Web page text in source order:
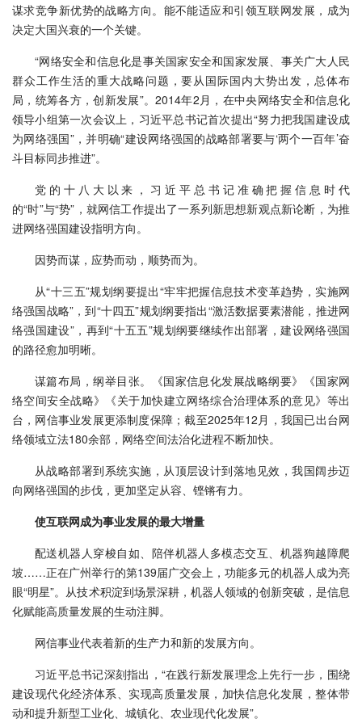
谋求竞争新优势的战略方向。能不能适应和引领互联网发展，成为
决定大国兴衰的一个关键。
“网络安全和信息化是事关国家安全和国家发展、事关广大人民
群众工作生活的重大战略问题，要从国际国内大势出发，总体布
局，统筹各方，创新发展”。2014年2月，在中央网络安全和信息化
领导小组第一次会议上，习近平总书记首次提出“努力把我国建设成
为网络强国”，并明确“建设网络强国的战略部署要与‘两个一百年’奋
斗目标同步推进”。
党的十八大以来，习近平总书记准确把握信息时代
的“时”与“势”，就网信工作提出了一系列新思想新观点新论断，为推
进网络强国建设指明方向。
因势而谋，应势而动，顺势而为。
从“十三五”规划纲要提出“牢牢把握信息技术变革趋势，实施网
络强国战略”，到“十四五”规划纲要指出“激活数据要素潜能，推进网
络强国建设”，再到“十五五”规划纲要继续作出部署，建设网络强国
的路径愈加明晰。
谋篇布局，纲举目张。《国家信息化发展战略纲要》《国家网
络空间安全战略》《关于加快建立网络综合治理体系的意见》等出
台，网信事业发展更添制度保障；截至2025年12月，我国已出台网
络领域立法180余部，网络空间法治化进程不断加快。
从战略部署到系统实施，从顶层设计到落地见效，我国阔步迈
向网络强国的步伐，更加坚定从容、铿锵有力。
使互联网成为事业发展的最大增量
配送机器人穿梭自如、陪伴机器人多模态交互、机器狗越障爬
坡……正在广州举行的第139届广交会上，功能多元的机器人成为亮
眼“明星”。从技术积淀到场景深耕，机器人领域的创新突破，是信息
化赋能高质量发展的生动注脚。
网信事业代表着新的生产力和新的发展方向。
习近平总书记深刻指出，“在践行新发展理念上先行一步，围绕
建设现代化经济体系、实现高质量发展，加快信息化发展，整体带
动和提升新型工业化、城镇化、农业现代化发展”。